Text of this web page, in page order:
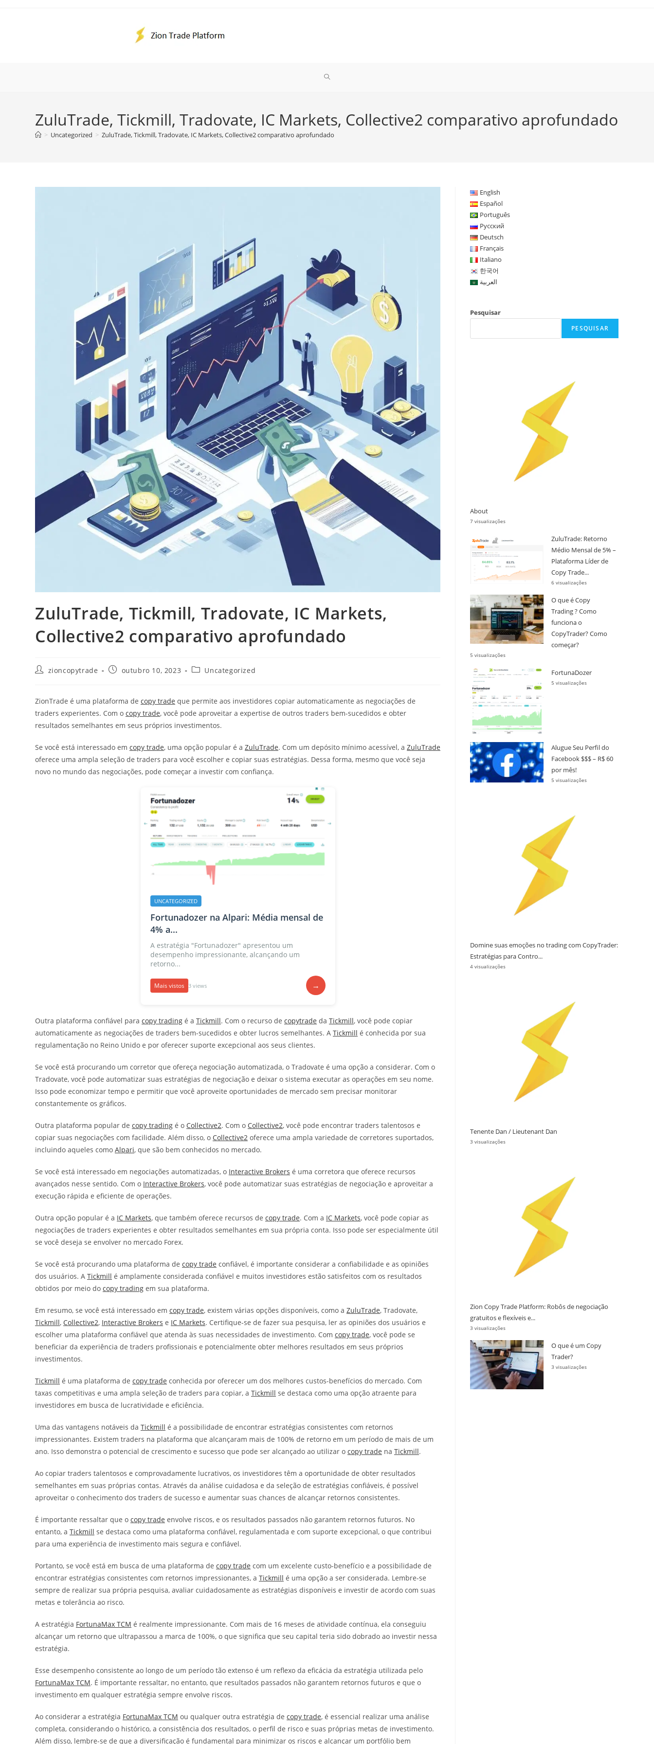
ALTERNAR
DO
ZuluTrade, Tickmill, Tradovate, IC Markets, Collective2 comparativo aprofundado
> Uncategorized > ZuluTrade, Tickmill, Tradovate, IC Markets, Collective2 comparativo aprofundado
ZuluTrade, Tickmill, Tradovate, IC Markets,
Collective2 comparativo aprofundado
Autorzioncopytrade
Postoutubro 10, 2023
Categoria
Uncategorized
ZionTrade é uma plataforma de copy trade que permite aos investidores copiar automaticamente as negociações de
traders experientes. Com o copy trade, você pode aproveitar a expertise de outros traders bem-sucedidos e obter
resultados semelhantes em seus próprios investimentos.
Se você está interessado em copy trade, uma opção popular é a ZuluTrade. Com um depósito mínimo acessível, a ZuluTrade
oferece uma ampla seleção de traders para você escolher e copiar suas estratégias. Dessa forma, mesmo que você seja
novo no mundo das negociações, pode começar a investir com confiança.
UNCATEGORIZED
Fortunadozer na Alpari: Média mensal de
4% a...
A estratégia "Fortunadozer" apresentou um
desempenho impressionante, alcançando um
retorno...
Mais vistos 3 views →
Outra plataforma confiável para copy trading é a Tickmill. Com o recurso de copytrade da Tickmill, você pode copiar
automaticamente as negociações de traders bem-sucedidos e obter lucros semelhantes. A Tickmill é conhecida por sua
regulamentação no Reino Unido e por oferecer suporte excepcional aos seus clientes.
Se você está procurando um corretor que ofereça negociação automatizada, o Tradovate é uma opção a considerar. Com o
Tradovate, você pode automatizar suas estratégias de negociação e deixar o sistema executar as operações em seu nome.
Isso pode economizar tempo e permitir que você aproveite oportunidades de mercado sem precisar monitorar
constantemente os gráficos.
Outra plataforma popular de copy trading é o Collective2. Com o Collective2, você pode encontrar traders talentosos e
copiar suas negociações com facilidade. Além disso, o Collective2 oferece uma ampla variedade de corretores suportados,
incluindo aqueles como Alpari, que são bem conhecidos no mercado.
Se você está interessado em negociações automatizadas, o Interactive Brokers é uma corretora que oferece recursos
avançados nesse sentido. Com o Interactive Brokers, você pode automatizar suas estratégias de negociação e aproveitar a
execução rápida e eficiente de operações.
Outra opção popular é a IC Markets, que também oferece recursos de copy trade. Com a IC Markets, você pode copiar as
negociações de traders experientes e obter resultados semelhantes em sua própria conta. Isso pode ser especialmente útil
se você deseja se envolver no mercado Forex.
Se você está procurando uma plataforma de copy trade confiável, é importante considerar a confiabilidade e as opiniões
dos usuários. A Tickmill é amplamente considerada confiável e muitos investidores estão satisfeitos com os resultados
obtidos por meio do copy trading em sua plataforma.
Em resumo, se você está interessado em copy trade, existem várias opções disponíveis, como a ZuluTrade, Tradovate,
Tickmill, Collective2, Interactive Brokers e IC Markets. Certifique-se de fazer sua pesquisa, ler as opiniões dos usuários e
escolher uma plataforma confiável que atenda às suas necessidades de investimento. Com copy trade, você pode se
beneficiar da experiência de traders profissionais e potencialmente obter melhores resultados em seus próprios
investimentos.
Tickmill é uma plataforma de copy trade conhecida por oferecer um dos melhores custos-benefícios do mercado. Com
taxas competitivas e uma ampla seleção de traders para copiar, a Tickmill se destaca como uma opção atraente para
investidores em busca de lucratividade e eficiência.
Uma das vantagens notáveis da Tickmill é a possibilidade de encontrar estratégias consistentes com retornos
impressionantes. Existem traders na plataforma que alcançaram mais de 100% de retorno em um período de mais de um
ano. Isso demonstra o potencial de crescimento e sucesso que pode ser alcançado ao utilizar o copy trade na Tickmill.
Ao copiar traders talentosos e comprovadamente lucrativos, os investidores têm a oportunidade de obter resultados
semelhantes em suas próprias contas. Através da análise cuidadosa e da seleção de estratégias confiáveis, é possível
aproveitar o conhecimento dos traders de sucesso e aumentar suas chances de alcançar retornos consistentes.
É importante ressaltar que o copy trade envolve riscos, e os resultados passados não garantem retornos futuros. No
entanto, a Tickmill se destaca como uma plataforma confiável, regulamentada e com suporte excepcional, o que contribui
para uma experiência de investimento mais segura e confiável.
Portanto, se você está em busca de uma plataforma de copy trade com um excelente custo-benefício e a possibilidade de
encontrar estratégias consistentes com retornos impressionantes, a Tickmill é uma opção a ser considerada. Lembre-se
sempre de realizar sua própria pesquisa, avaliar cuidadosamente as estratégias disponíveis e investir de acordo com suas
metas e tolerância ao risco.
A estratégia FortunaMax TCM é realmente impressionante. Com mais de 16 meses de atividade contínua, ela conseguiu
alcançar um retorno que ultrapassou a marca de 100%, o que significa que seu capital teria sido dobrado ao investir nessa
estratégia.
Esse desempenho consistente ao longo de um período tão extenso é um reflexo da eficácia da estratégia utilizada pelo
FortunaMax TCM. É importante ressaltar, no entanto, que resultados passados não garantem retornos futuros e que o
investimento em qualquer estratégia sempre envolve riscos.
Ao considerar a estratégia FortunaMax TCM ou qualquer outra estratégia de copy trade, é essencial realizar uma análise
completa, considerando o histórico, a consistência dos resultados, o perfil de risco e suas próprias metas de investimento.
Além disso, lembre-se de que a diversificação é fundamental para minimizar os riscos e alcançar um portfólio bem
English
Español
Português
Русский
Deutsch
Français
Italiano
한국어
العربية
Pesquisar
PESQUISAR
About
7 visualizações
ZuluTrade: Retorno
Médio Mensal de 5% –
Plataforma Líder de
Copy Trade...
6 visualizações
O que é Copy
Trading ? Como
funciona o
CopyTrader? Como
começar?
5 visualizações
FortunaDozer
5 visualizações
Alugue Seu Perfil do
Facebook $$$ – R$ 60
por mês!
5 visualizações
Domine suas emoções no trading com CopyTrader:
Estratégias para Contro...
4 visualizações
Tenente Dan / Lieutenant Dan
3 visualizações
Zion Copy Trade Platform: Robôs de negociação
gratuitos e flexíveis e...
3 visualizações
O que é um Copy
Trader?
3 visualizações